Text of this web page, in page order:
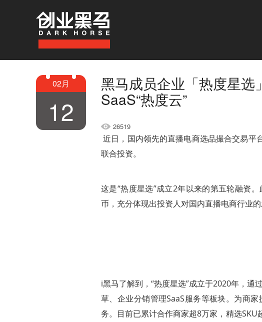
02月
12
黑马成员企业「热度星
SaaS“热度云”
26519
近日，国内领先的直播电商选品撮合交易平
联合投资。
这是“热度星选”成立2年以来的第五轮融资。
币，充分体现出投资人对国内直播电商行业
i黑马了解到，“热度星选”成立于2020年，
草、企业分销管理SaaS服务等板块。为商家
务。 目前已累计合作商家超8万家，精选